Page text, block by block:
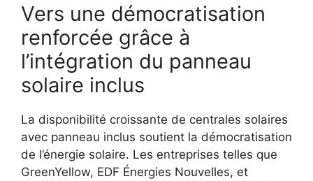
Vers une démocratisation
renforcée grâce à
l’intégration du panneau
solaire inclus
La disponibilité croissante de centrales solaires
avec panneau inclus soutient la démocratisation
de l’énergie solaire. Les entreprises telles que
GreenYellow, EDF Énergies Nouvelles, et